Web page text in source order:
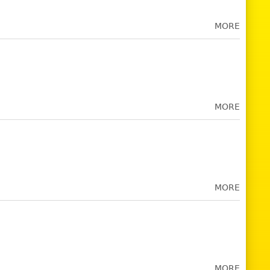
MORE
MORE
MORE